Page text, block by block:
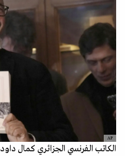
AP
الكاتب الفرنسي الجزائري كمال داود